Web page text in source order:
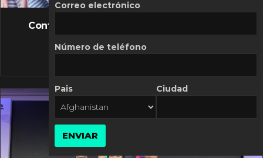
FLASH NEWS
Controversia de Mercado Libre por costos
10 MARZO, 2026
Correo electrónico
Número de teléfono
Pais Ciudad
ENVIAR